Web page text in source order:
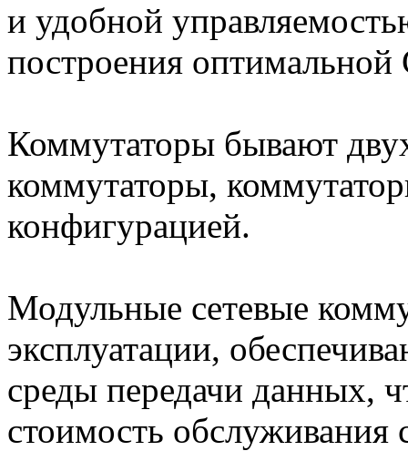
и удобной
построения
Коммутаторы бывают
коммутаторы,
конфигурацией.
Модульные сетевые
эксплуатации,
среды передачи данных,
стоимость обслуживания